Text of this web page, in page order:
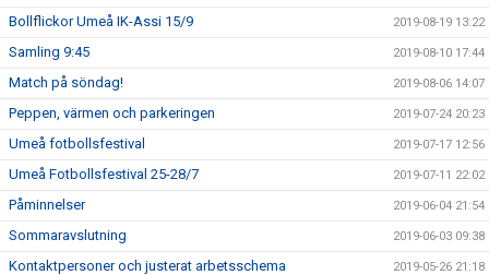
Bollflickor Umeå IK-Assi 15/9 2019-08-19 13:22
Samling 9:45 2019-08-10 17:44
Match på söndag! 2019-08-06 14:07
Peppen, värmen och parkeringen 2019-07-24 20:23
Umeå fotbollsfestival 2019-07-17 12:56
Umeå Fotbollsfestival 25-28/7 2019-07-11 22:02
Påminnelser 2019-06-04 21:54
Sommaravslutning 2019-06-03 09:38
Kontaktpersoner och justerat arbetsschema 2019-05-26 21:18